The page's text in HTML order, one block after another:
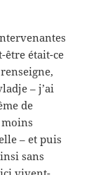
être était-ce
– j’ai
de
– et puis
sans